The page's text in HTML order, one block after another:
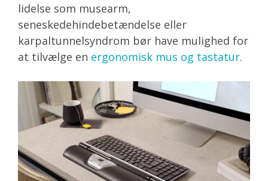
lidelse som musearm,
seneskedehindebetændelse eller
karpaltunnelsyndrom bør have mulighed for
at tilvælge en ergonomisk mus og tastatur.